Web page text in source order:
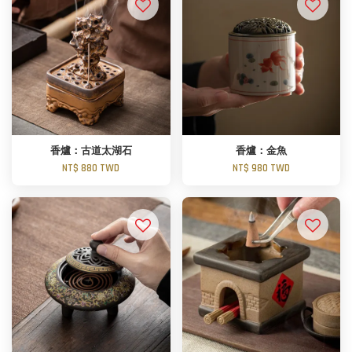
香爐：古道太湖石
NT$ 880 TWD
香爐：金魚
NT$ 980 TWD